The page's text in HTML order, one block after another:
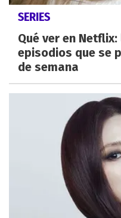
SERIES
Qué ver en
episodios que se
de semana